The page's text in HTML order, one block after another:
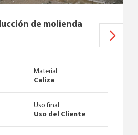
de molienda
Material
Caliza
Uso final
Uso del Cliente